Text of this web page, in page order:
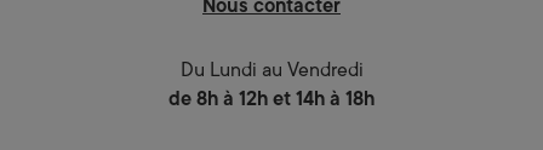
Nous contacter
Du Lundi au Vendredi
de 8h à 12h et 14h à 18h